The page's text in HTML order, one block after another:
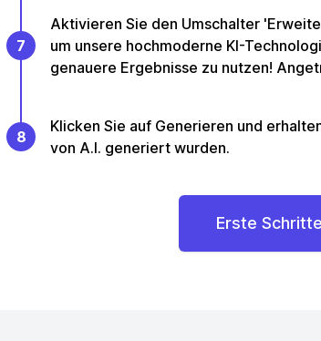
7
Aktivieren Sie den Umschalter
um unsere hochmoderne KI-
genauere Ergebnisse zu nutzen!
8
Klicken Sie auf Generieren und
von A.I. generiert wurden.
Erste Schritte